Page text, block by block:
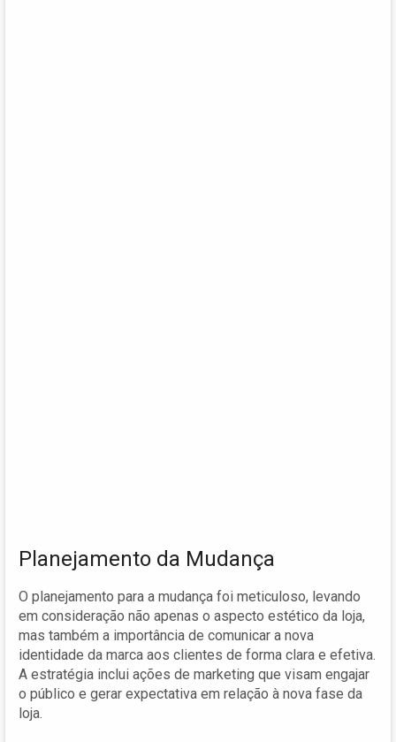
Planejamento da Mudança
O planejamento para a mudança foi meticuloso, levando
em consideração não apenas o aspecto estético da loja,
mas também a importância de comunicar a nova
identidade da marca aos clientes de forma clara e efetiva.
A estratégia inclui ações de marketing que visam engajar
o público e gerar expectativa em relação à nova fase da
loja.